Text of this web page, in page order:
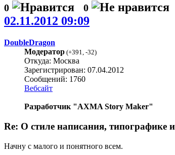
0 0
02.11.2012 09:09
DoubleDragon
Модератор (+391, -32)
Откуда: Москва
Зарегистрирован: 07.04.2012
Сообщений: 1760
Вебсайт
Разработчик "AXMA Story Maker"
Re: О стиле написания, типографике
Начну с малого и понятного всем.